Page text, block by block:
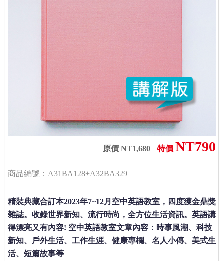
原價 NT1,680 特價 NT790
商品編號：A31BA128+A32BA329
精裝典藏合訂本2023年7~12月空中英語教室，四度獲金鼎獎
雜誌。收錄世界新知、流行時尚，全方位生活資訊。英語講
得漂亮又有內容! 空中英語教室文章內容：時事風潮、科技
新知、戶外生活、工作生涯、健康專欄、名人小傳、美式生
活、短篇故事等